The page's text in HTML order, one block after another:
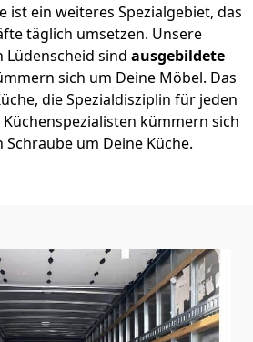
ist ein weiteres Spezialgebiet, das
täglich umsetzen. Unsere
sind ausgebildete
sich um Deine Möbel. Das
die Spezialdisziplin für jeden
kümmern sich
um Deine Küche.